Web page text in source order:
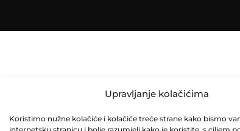
Upravljanje kolačićima
Koristimo nužne kolačiće i kolačiće treće strane kako bismo
internetsku stranicu i bolje razumjeli kako je koristite, s ciljem
D.D.